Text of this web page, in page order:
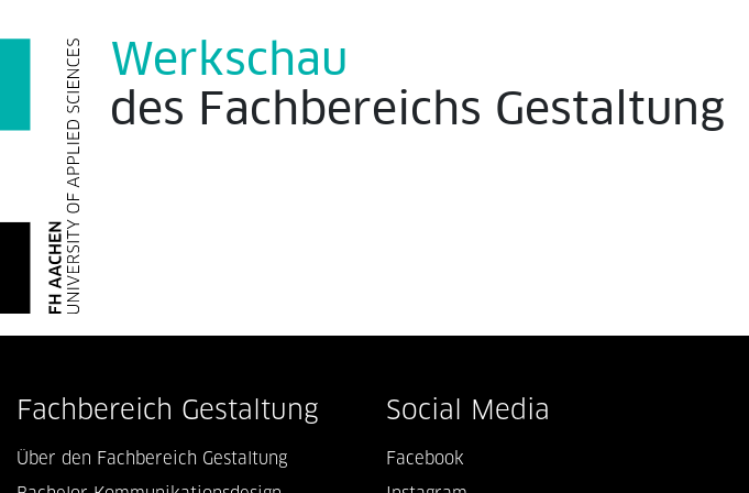
Werkschau
des Fachbereichs Gestaltung
Fachbereich Gestaltung
Über den Fachbereich Gestaltung
Social Media
Facebook